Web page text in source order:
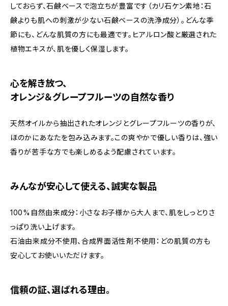
しておらず、石鹸ベースで泡立ちが豊富です（カリ石ケン素地：石
鹸よりも肌への刺激が少ない石鹸ベースの洗浄成分）。どんな季
節にも、どんな肌質の方にも最適です。ヒアルロン酸と厳選された
植物エキスが、肌を優しく保湿します。
心を解き放つ、
オレンジ＆グレープフルーツの自然な香り
天然オイルから抽出されたオレンジとグレープフルーツの香りが、
ほのかにあなたを包み込みます。この爽やかで優しい香りは、強い
香りが苦手な方でも楽しめるよう配慮されています。
みんなが安心して使える、誠実な製品
100%自然由来成分：小さなお子様から大人まで、肌をしっとりさ
っぱり洗い上げます。
石油由来成分不使用、合成界面活性剤不使用：どの肌質の方も
安心してお使いいただけます。
信頼の証、選ばれる理由。